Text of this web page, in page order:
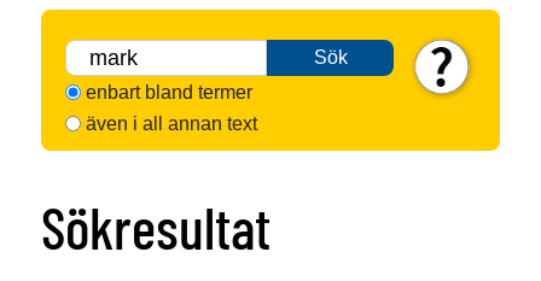
Sök
enbart bland termer
även i all annan text
Sökresultat